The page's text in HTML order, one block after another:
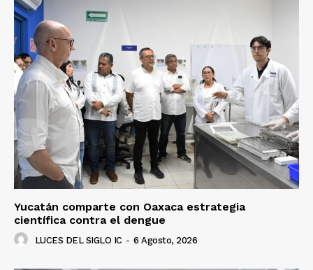
Yucatán comparte con Oaxaca estrategia
científica contra el dengue
LUCES DEL SIGLO IC - 6 Agosto, 2026